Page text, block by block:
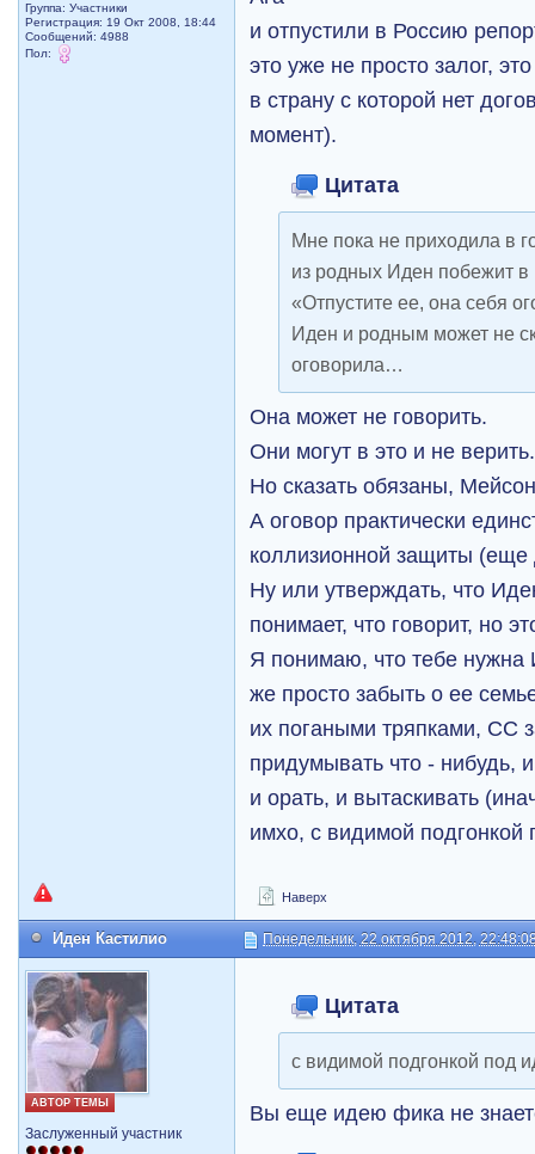
Группа: Участники
Регистрация: 19 Окт 2008, 18:44
Сообщений: 4988
Пол:
и отпустили в Россию
это уже не просто залог,
в страну с которой нет
момент).
Цитата
Мне пока не приходила в
из родных Иден побежит
«Отпустите ее, она себя
Иден и родным может не
оговорила…
Она может не говорить.
Они могут в это и не верить.
Но сказать обязаны,
А оговор практически
коллизионной защиты (еще
Ну или утверждать, что
понимает, что говорит, но
Я понимаю, что тебе
же просто забыть о ее
их погаными тряпками, СС
придумывать что - нибудь,
и орать, и вытаскивать
имхо, с видимой
Наверх
Иден Кастилио Понедельник, 22 октября 2012,
АВТОР ТЕМЫ
Заслуженный участник
Цитата
с видимой подгонкой под
Вы еще идею фика не